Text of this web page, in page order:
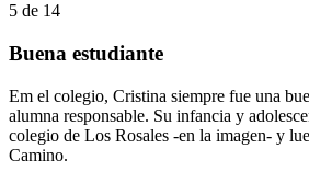
5 de 14
Buena estudiante
Em el colegio, Cristina siempre fue una
alumna responsable. Su infancia y
colegio de Los Rosales -en la imagen- y
Camino.